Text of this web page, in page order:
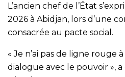
L’ancien chef de l’État
2026 à Abidjan, lors d’une
consacrée au pacte social.
« Je n’ai pas de ligne rouge
dialogue avec le pouvoir »,